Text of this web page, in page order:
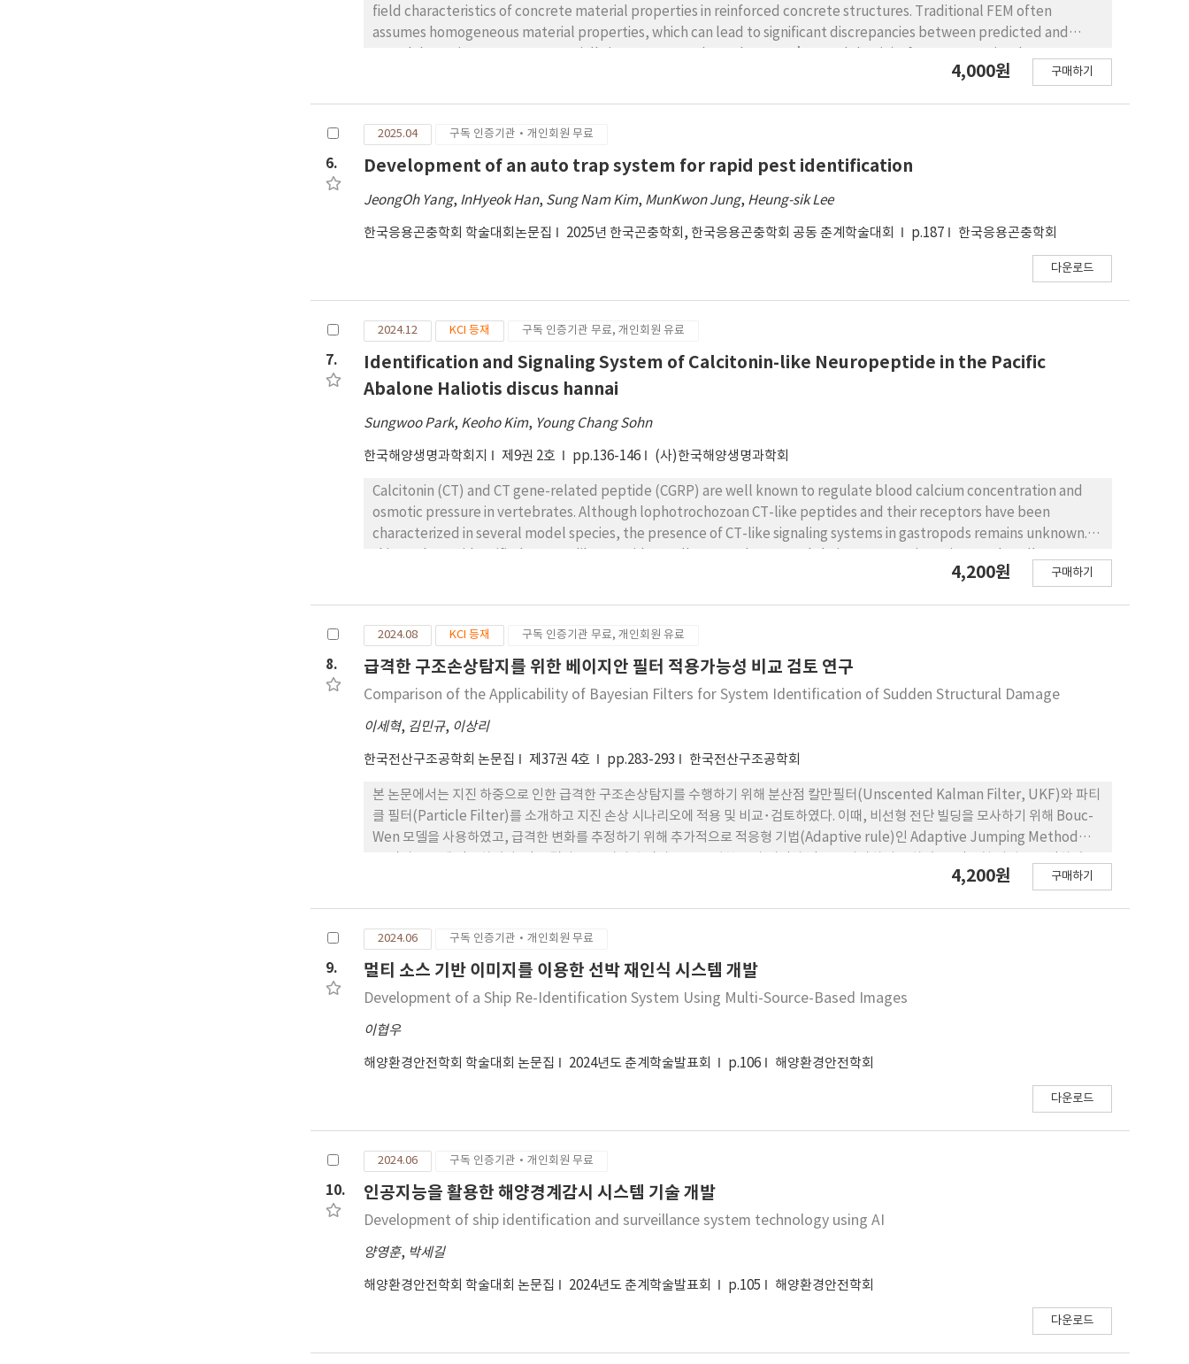
field characteristics of concrete material properties in reinforced concrete structures. Traditional FEM often
assumes homogeneous material properties, which can lead to significant discrepancies between predicted and
factors like curing conditions, material composition, and construction methods. We employed a Gaussian random
allowed for a more accurate capture of dynamic properties across various structural locations, resulting in FEM
updates that reflect concrete’s inherent heterogeneity. The proposed method was validated through numerical
error values, measured in terms of maximum value error and normalized root mean squared Error (NRMSE), were
significantly reduced in the updated models compared to the pre-update model. This approach effectively
4,000원 구매하기
6.
2025.04 구독 인증기관·개인회원 무료
Development of an auto trap system for rapid pest identification
JeongOh Yang, InHyeok Han, Sung Nam Kim, MunKwon Jung, Heung-sik Lee
한국응용곤충학회 학술대회논문집 2025년 한국곤충학회, 한국응용곤충학회 공동 춘계학술대회 p.187 한국응용곤충학회
다운로드
7.
2024.12 KCI 등재 구독 인증기관 무료, 개인회원 유료
Identification and Signaling System of Calcitonin-like Neuropeptide in the Pacific
Abalone Haliotis discus hannai
Sungwoo Park, Keoho Kim, Young Chang Sohn
한국해양생명과학회지 제9권 2호 pp.136-146 (사)한국해양생명과학회
Calcitonin (CT) and CT gene-related peptide (CGRP) are well known to regulate blood calcium concentration and
osmotic pressure in vertebrates. Although lophotrochozoan CT-like peptides and their receptors have been
characterized in several model species, the presence of CT-like signaling systems in gastropods remains unknown. In
and -CTR-S, in Pacific abalone. Transcripts encoding Hdh-CT1 and Hdh-CT2 precursors were expressed mainly in
that gastropod CTRs, including Hdh-CTRs, belong to a large molluscan CTR subfamily. A luciferase reporter driven
by cAMP responsive element was stimulated by Hdh-CT1 but not by Hdh-CT2 in Hdh-CTR-L-transfected human
terminal residues in Hdh-CT1 are deeply inserted into the binding pocket of Hdh-CTR-L. Taken together, the
identification of the Hdh-CT system provides a comprehensive insight into the functional CT-type signaling system in
4,200원 구매하기
8.
2024.08 KCI 등재 구독 인증기관 무료, 개인회원 유료
급격한 구조손상탐지를 위한 베이지안 필터 적용가능성 비교 검토 연구
Comparison of the Applicability of Bayesian Filters for System Identification of Sudden Structural Damage
이세혁, 김민규, 이상리
한국전산구조공학회 논문집 제37권 4호 pp.283-293 한국전산구조공학회
본 논문에서는 지진 하중으로 인한 급격한 구조손상탐지를 수행하기 위해 분산점 칼만필터(Unscented Kalman Filter, UKF)와 파티
클 필터(Particle Filter)를 소개하고 지진 손상 시나리오에 적용 및 비교･검토하였다. 이때, 비선형 전단 빌딩을 모사하기 위해 Bouc-
Wen 모델을 사용하였고, 급격한 변화를 추정하기 위해 추가적으로 적응형 기법(Adaptive rule)인 Adaptive Jumping Method를
경우에만 시점 파악이 가능하였다. 하지만, 여전히 손상 정도를 정확히 파악하지 못하였고, 두 방법 모두 제안된 적응형 기법을 새 로이
4,200원 구매하기
9.
2024.06 구독 인증기관·개인회원 무료
멀티 소스 기반 이미지를 이용한 선박 재인식 시스템 개발
Development of a Ship Re-Identification System Using Multi-Source-Based Images
이협우
해양환경안전학회 학술대회 논문집 2024년도 춘계학술발표회 p.106 해양환경안전학회
다운로드
10.
2024.06 구독 인증기관·개인회원 무료
인공지능을 활용한 해양경계감시 시스템 기술 개발
Development of ship identification and surveillance system technology using AI
양영훈, 박세길
해양환경안전학회 학술대회 논문집 2024년도 춘계학술발표회 p.105 해양환경안전학회
다운로드